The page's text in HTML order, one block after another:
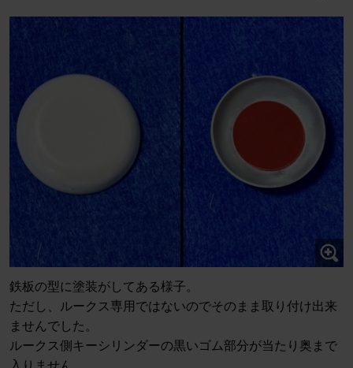
鉄板の型に塗装がしてある様子。
ただし、ルークス専用ではないのでそのまま取り付け出来
ませんでした。
ルークス側キーシリンダーの黒いゴム部分が当たり奥まで